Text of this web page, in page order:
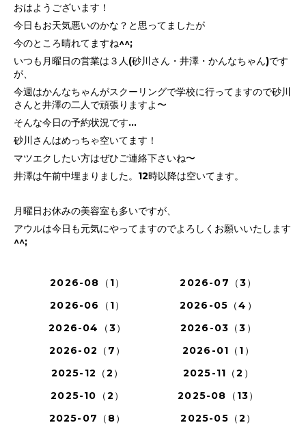
おはようございます！
今日もお天気悪いのかな？と思ってましたが
今のところ晴れてますね^^;
いつも月曜日の営業は３人(砂川さん・井澤・かんなちゃん)です
が、
今週はかんなちゃんがスクーリングで学校に行ってますので砂川
さんと井澤の二人で頑張りますよ〜
そんな今日の予約状況です…
砂川さんはめっちゃ空いてます！
マツエクしたい方はぜひご連絡下さいね〜
井澤は午前中埋まりました。12時以降は空いてます。
月曜日お休みの美容室も多いですが、
アウルは今日も元気にやってますのでよろしくお願いいたします
^^;
2026-08（1）
2026-07（3）
2026-06（1）
2026-05（4）
2026-04（3）
2026-03（3）
2026-02（7）
2026-01（1）
2025-12（2）
2025-11（2）
2025-10（2）
2025-08（13）
2025-07（8）
2025-05（2）